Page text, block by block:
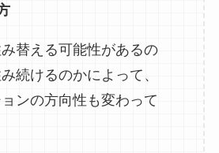
替える可能性があるの
続けるのかによって、
ンの方向性も変わって